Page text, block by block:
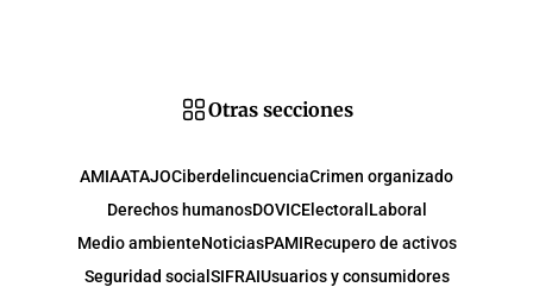
Otras secciones
AMIAATAJOCiberdelincuenciaCrimen organizado
Derechos humanosDOVICElectoral Laboral
Medio ambienteNoticiasPAMIRecupero de activos
Seguridad social SIFRAIUsuarios y consumidores